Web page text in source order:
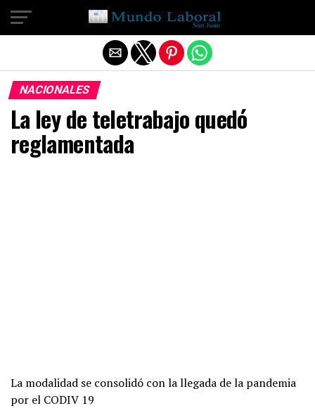
NACIONALES
La ley de teletrabajo quedó
reglamentada
La modalidad se consolidó con la llegada de la pandemia
por el CODIV 19
Salir de la versión móvil